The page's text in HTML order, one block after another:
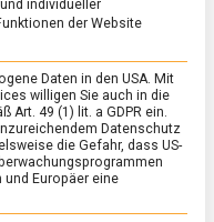
/FEATURED
Suppe
Commenton
Borschtsch,
Suppe
individueller
der Website
Daten in den USA. Mit
willigen Sie auch in die
Art. 49 (1) lit. a GDPR ein.
Datenschutz
die Gefahr, dass US-
Europäer eine